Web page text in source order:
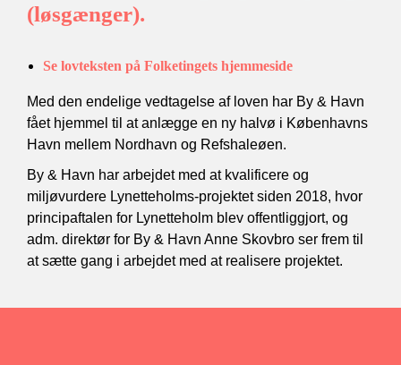
(løsgænger).
Se lovteksten på Folketingets hjemmeside
Med den endelige vedtagelse af loven har By & Havn
fået hjemmel til at anlægge en ny halvø i Københavns
Havn mellem Nordhavn og Refshaleøen.
By & Havn har arbejdet med at kvalificere og
miljøvurdere Lynetteholms-projektet siden 2018, hvor
principaftalen for Lynetteholm blev offentliggjort, og
adm. direktør for By & Havn Anne Skovbro ser frem til
at sætte gang i arbejdet med at realisere projektet.